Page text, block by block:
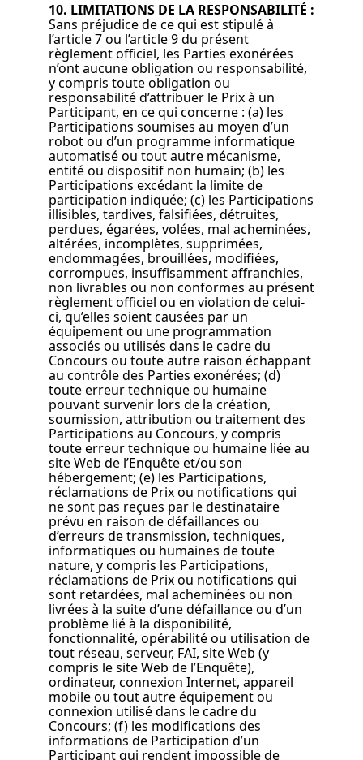
10. LIMITATIONS DE LA RESPONSABILITÉ :
Sans préjudice de ce qui est stipulé à
l’article 7 ou l’article 9 du présent
règlement officiel, les Parties exonérées
n’ont aucune obligation ou responsabilité,
y compris toute obligation ou
responsabilité d’attribuer le Prix à un
Participant, en ce qui concerne : (a) les
Participations soumises au moyen d’un
robot ou d’un programme informatique
automatisé ou tout autre mécanisme,
entité ou dispositif non humain; (b) les
Participations excédant la limite de
participation indiquée; (c) les Participations
illisibles, tardives, falsifiées, détruites,
perdues, égarées, volées, mal acheminées,
altérées, incomplètes, supprimées,
endommagées, brouillées, modifiées,
corrompues, insuffisamment affranchies,
non livrables ou non conformes au présent
règlement officiel ou en violation de celui-
ci, qu’elles soient causées par un
équipement ou une programmation
associés ou utilisés dans le cadre du
Concours ou toute autre raison échappant
au contrôle des Parties exonérées; (d)
toute erreur technique ou humaine
pouvant survenir lors de la création,
soumission, attribution ou traitement des
Participations au Concours, y compris
toute erreur technique ou humaine liée au
site Web de l’Enquête et/ou son
hébergement; (e) les Participations,
réclamations de Prix ou notifications qui
ne sont pas reçues par le destinataire
prévu en raison de défaillances ou
d’erreurs de transmission, techniques,
informatiques ou humaines de toute
nature, y compris les Participations,
réclamations de Prix ou notifications qui
sont retardées, mal acheminées ou non
livrées à la suite d’une défaillance ou d’un
problème lié à la disponibilité,
fonctionnalité, opérabilité ou utilisation de
tout réseau, serveur, FAI, site Web (y
compris le site Web de l’Enquête),
ordinateur, connexion Internet, appareil
mobile ou tout autre équipement ou
connexion utilisé dans le cadre du
Concours; (f) les modifications des
informations de Participation d’un
Participant qui rendent impossible de